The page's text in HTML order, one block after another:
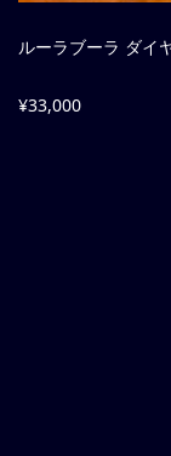
ルーラブーラ ダイ
¥33,000